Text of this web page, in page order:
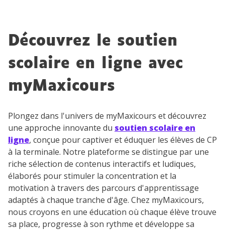
Découvrez le soutien
scolaire en ligne avec
myMaxicours
Plongez dans l'univers de myMaxicours et découvrez
une approche innovante du soutien scolaire en
ligne, conçue pour captiver et éduquer les élèves de CP
à la terminale. Notre plateforme se distingue par une
riche sélection de contenus interactifs et ludiques,
élaborés pour stimuler la concentration et la
motivation à travers des parcours d'apprentissage
adaptés à chaque tranche d'âge. Chez myMaxicours,
nous croyons en une éducation où chaque élève trouve
sa place, progresse à son rythme et développe sa